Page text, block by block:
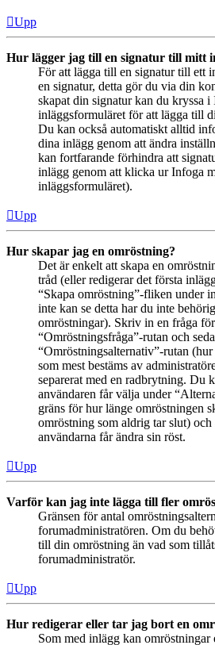
Upp
Hur lägger jag till en signatur till mitt
För att lägga till en signatur till ett
en signatur, detta gör du via din
skapat din signatur kan du kryssa
inläggsformuläret för att lägga till
Du kan också automatiskt alltid
dina inlägg genom att ändra
kan fortfarande förhindra att
inlägg genom att klicka ur Infoga
inläggsformuläret).
Upp
Hur skapar jag en omröstning?
Det är enkelt att skapa en
tråd (eller redigerar det första
“Skapa omröstning”-fliken under
inte kan se detta har du inte
omröstningar). Skriv in en fråga
“Omröstningsfråga”-rutan och
“Omröstningsalternativ”-rutan
som mest bestäms av
separerat med en radbrytning. Du
användaren får välja under
gräns för hur länge omröstningen
omröstning som aldrig tar slut)
användarna får ändra sin röst.
Upp
Varför kan jag inte lägga till fler
Gränsen för antal
forumadministratören. Om du
till din omröstning än vad som
forumadministratör.
Upp
Hur redigerar eller tar jag bort en
Som med inlägg kan omröstningar